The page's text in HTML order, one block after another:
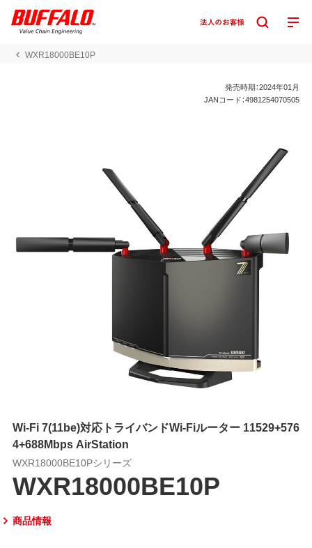
WXR18000BE10P
発売時期：2024年01月
JANコード：4981254070505
Wi-Fi 7(11be)対応トライバンドWi-Fiルーター 11529+576
4+688Mbps AirStation
WXR18000BE10Pシリーズ
WXR18000BE10P
商品情報